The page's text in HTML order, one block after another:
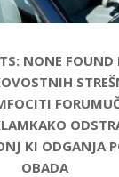
NONE FOUND
KI ODGANJA
OBADA